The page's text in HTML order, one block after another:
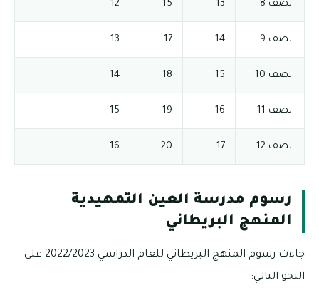
الصف 8 13
15
12
الصف 9 14
17
13
الصف 10 15
18
14
الصف 11 16
19
15
الصف 12 17
20
16
رسوم مدرسة العين التمهيدية
المنهج البريطاني
جاءت رسوم المنهج البريطاني للعام الدراسي 2022/2023 على
النحو التالي: